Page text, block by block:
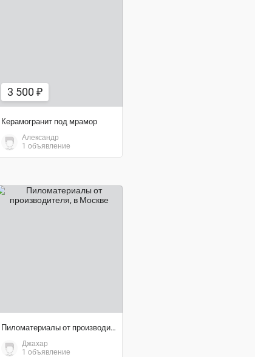
3 500 ₽
Керамогранит под мрамор
Александр
1 объявление
Пиломатериалы от производителя
Джахар
1 объявление